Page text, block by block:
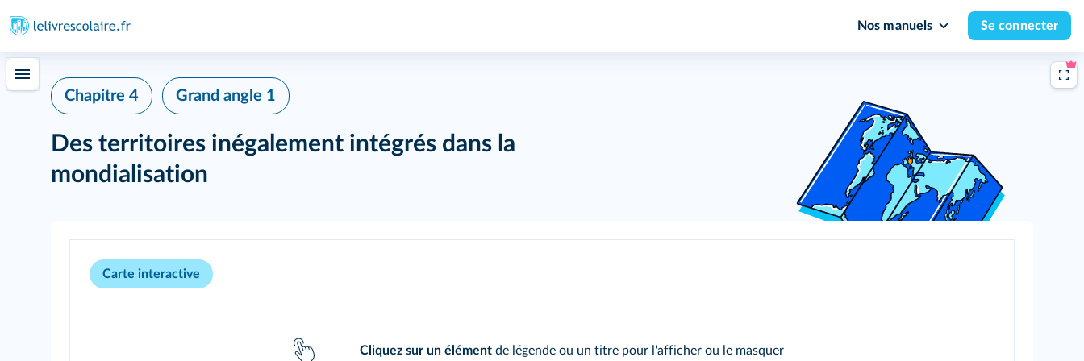
Nos manuels Se connecter
Chapitre 4 Grand angle 1
Des territoires inégalement intégrés dans la
mondialisation
Carte interactive
Cliquez sur un élément de légende ou un titre pour l'afficher ou le masquer